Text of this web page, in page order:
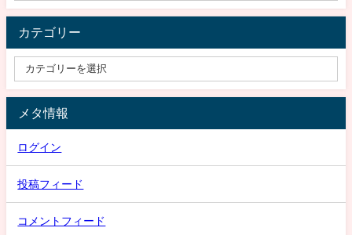
カテゴリー
メタ情報
ログイン
投稿フィード
コメントフィード